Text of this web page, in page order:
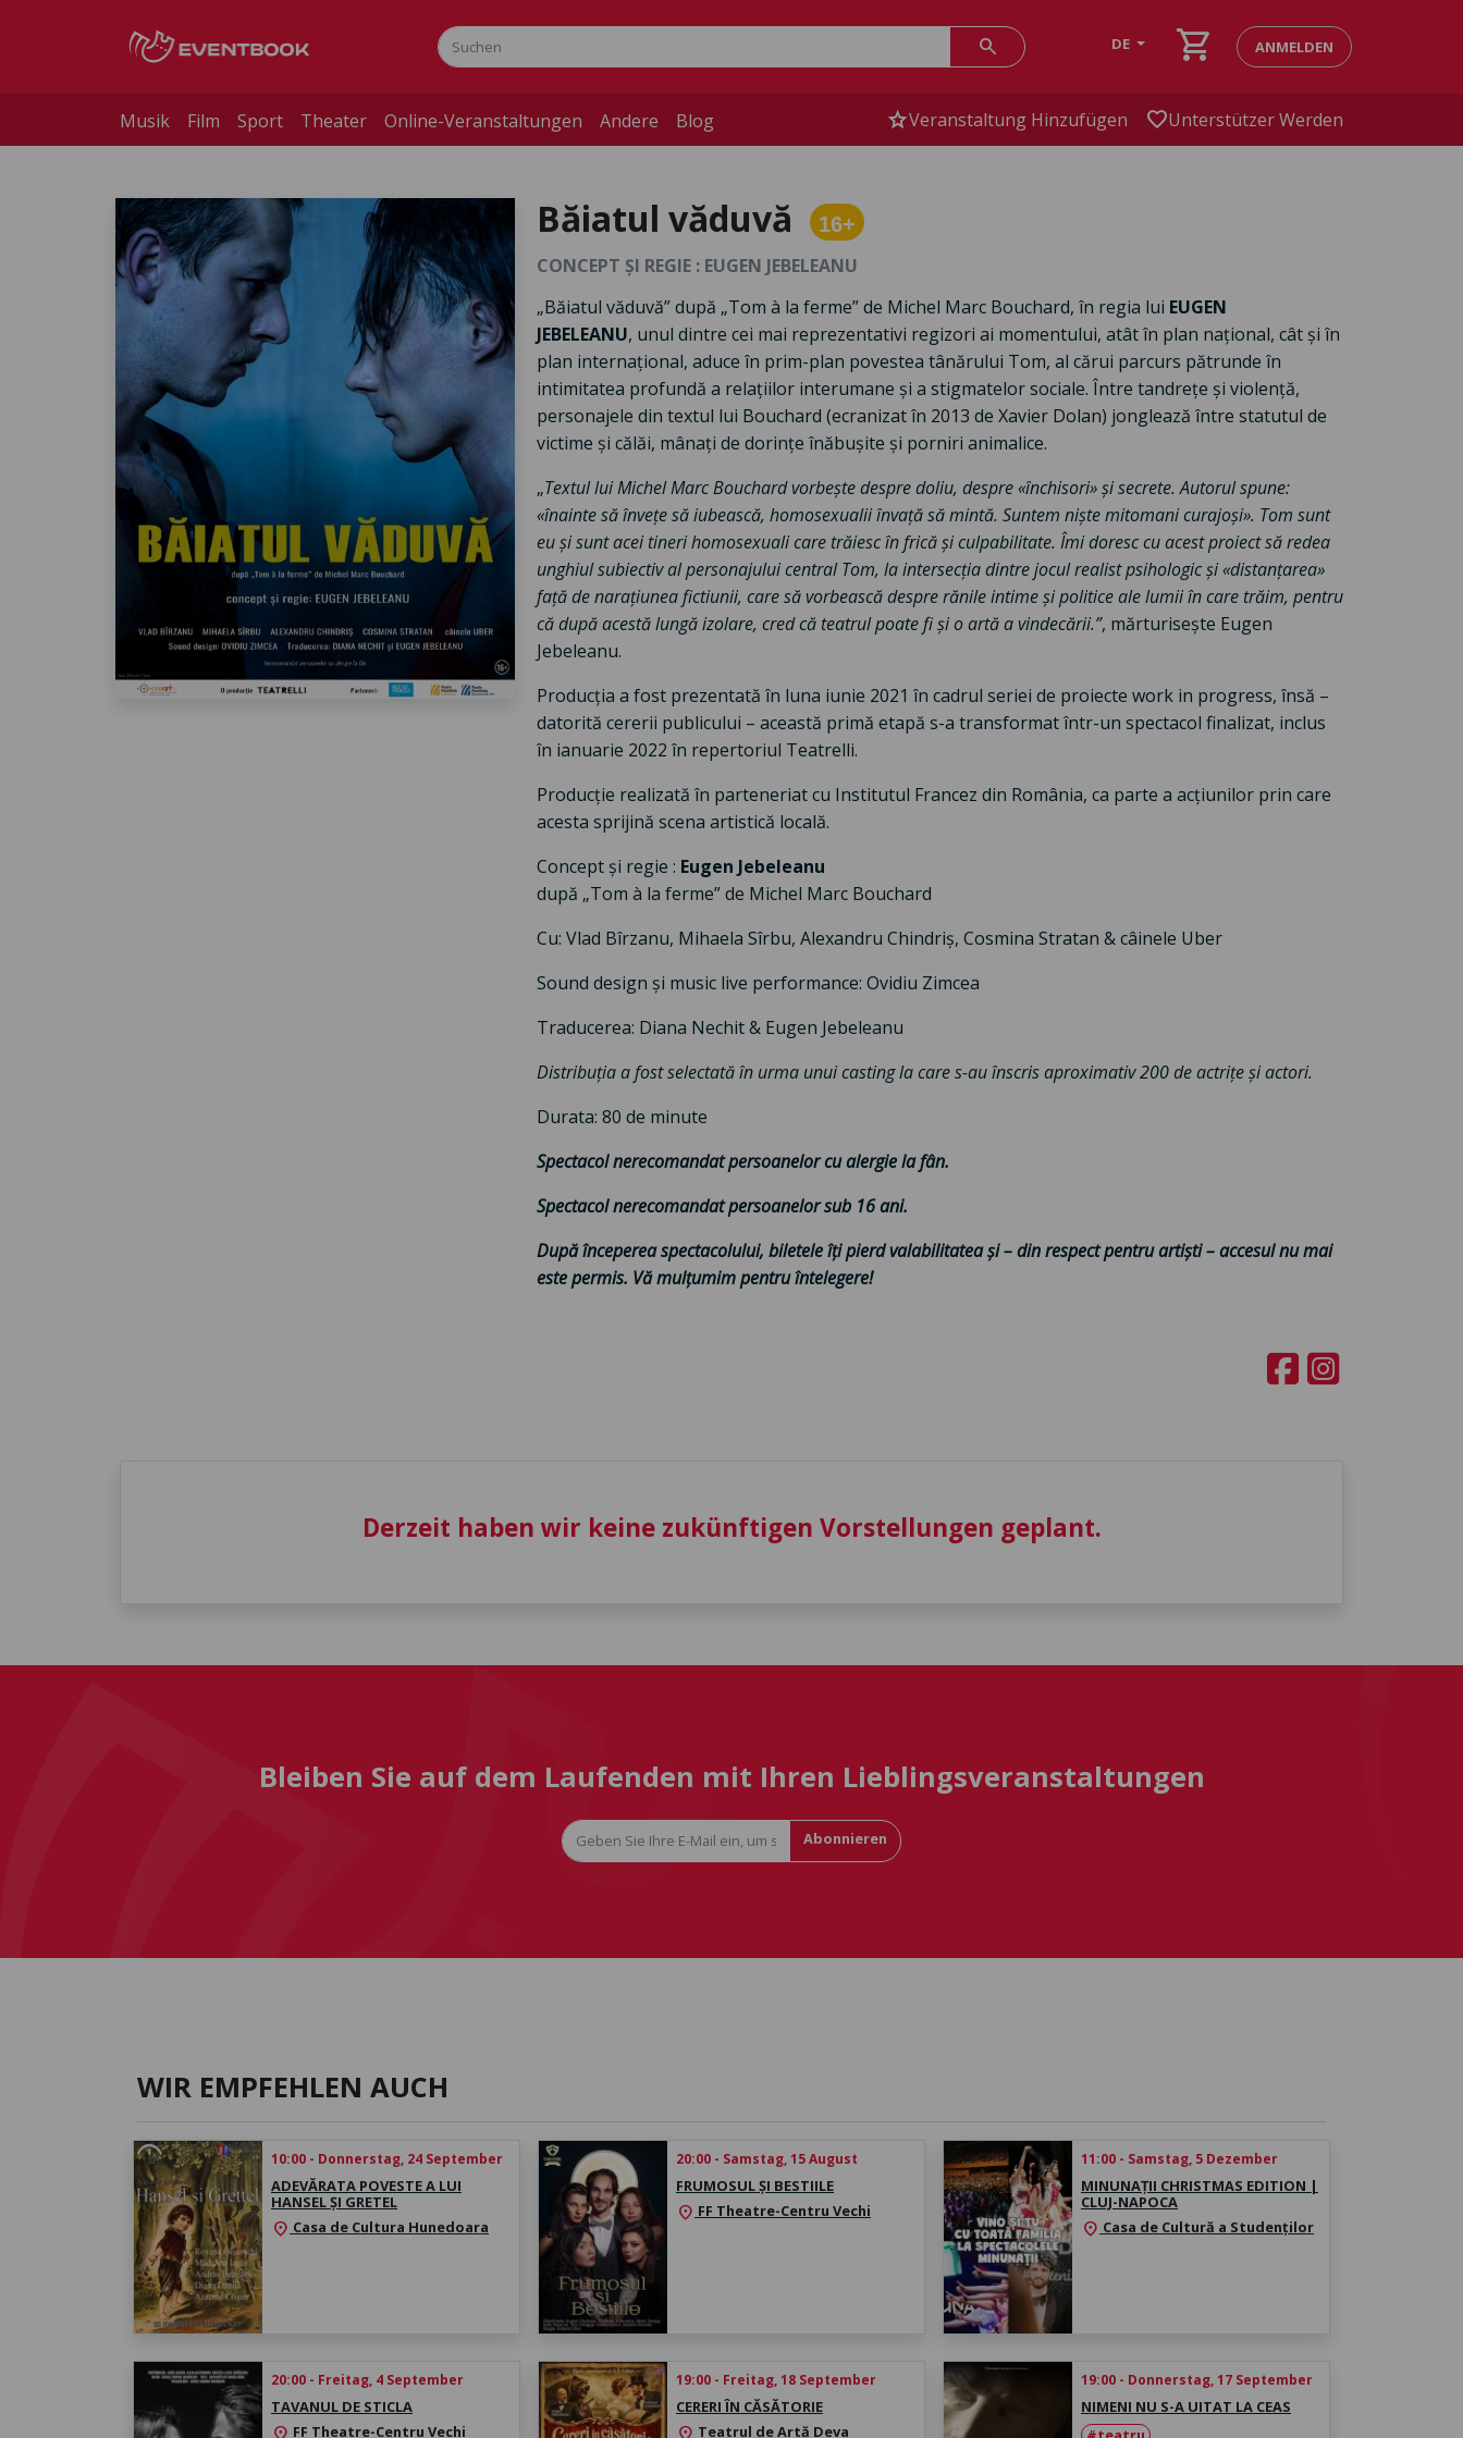
search DE shopping_cart ANMELDEN
Musik Film Sport Theater Online-Veranstaltungen Andere Blog starVeranstaltung Hinzufügen favoriteUnterstützer Werden
Băiatul văduvă
16+
CONCEPT ȘI REGIE : EUGEN JEBELEANU
„Băiatul văduvă” după „Tom à la ferme” de Michel Marc Bouchard, în regia lui EUGEN
JEBELEANU, unul dintre cei mai reprezentativi regizori ai momentului, atât în plan național, cât și în
plan internațional, aduce în prim-plan povestea tânărului Tom, al cărui parcurs pătrunde în
intimitatea profundă a relațiilor interumane și a stigmatelor sociale. Între tandrețe și violență,
personajele din textul lui Bouchard (ecranizat în 2013 de Xavier Dolan) jonglează între statutul de
victime și călăi, mânați de dorințe înăbușite și porniri animalice.
„Textul lui Michel Marc Bouchard vorbește despre doliu, despre «închisori» și secrete. Autorul spune:
«înainte să învețe să iubească, homosexualii învață să mintă. Suntem niște mitomani curajoși». Tom sunt
eu și sunt acei tineri homosexuali care trăiesc în frică și culpabilitate. Îmi doresc cu acest proiect să redea
unghiul subiectiv al personajului central Tom, la intersecția dintre jocul realist psihologic și «distanțarea»
față de narațiunea fictiunii, care să vorbească despre rănile intime și politice ale lumii în care trăim, pentru
că după acestă lungă izolare, cred că teatrul poate fi și o artă a vindecării.”, mărturisește Eugen
Jebeleanu.
Producția a fost prezentată în luna iunie 2021 în cadrul seriei de proiecte work in progress, însă –
datorită cererii publicului – această primă etapă s-a transformat într-un spectacol finalizat, inclus
în ianuarie 2022 în repertoriul Teatrelli.
Producție realizată în parteneriat cu Institutul Francez din România, ca parte a acțiunilor prin care
acesta sprijină scena artistică locală.
Concept și regie : Eugen Jebeleanu
după „Tom à la ferme” de Michel Marc Bouchard
Cu: Vlad Bîrzanu, Mihaela Sîrbu, Alexandru Chindriș, Cosmina Stratan & câinele Uber
Sound design și music live performance: Ovidiu Zimcea
Traducerea: Diana Nechit & Eugen Jebeleanu
Distribuția a fost selectată în urma unui casting la care s-au înscris aproximativ 200 de actrițe și actori.
Durata: 80 de minute
Spectacol nerecomandat persoanelor cu alergie la fân.
Spectacol nerecomandat persoanelor sub 16 ani.
După începerea spectacolului, biletele îți pierd valabilitatea și – din respect pentru artiști – accesul nu mai
este permis. Vă mulțumim pentru întelegere!
Derzeit haben wir keine zukünftigen Vorstellungen geplant.
Bleiben Sie auf dem Laufenden mit Ihren Lieblingsveranstaltungen
Abonnieren
WIR EMPFEHLEN AUCH
10:00 - Donnerstag, 24 September
ADEVĂRATA POVESTE A LUI
HANSEL ȘI GRETEL
location_on Casa de Cultura Hunedoara
20:00 - Samstag, 15 August
FRUMOSUL ȘI BESTIILE
location_on FF Theatre-Centru Vechi
11:00 - Samstag, 5 Dezember
MINUNAȚII CHRISTMAS EDITION |
CLUJ-NAPOCA
location_on Casa de Cultură a Studenților
20:00 - Freitag, 4 September
TAVANUL DE STICLA
location_on FF Theatre-Centru Vechi
19:00 - Freitag, 18 September
CERERI ÎN CĂSĂTORIE
location_on Teatrul de Artă Deva
19:00 - Donnerstag, 17 September
NIMENI NU S-A UITAT LA CEAS